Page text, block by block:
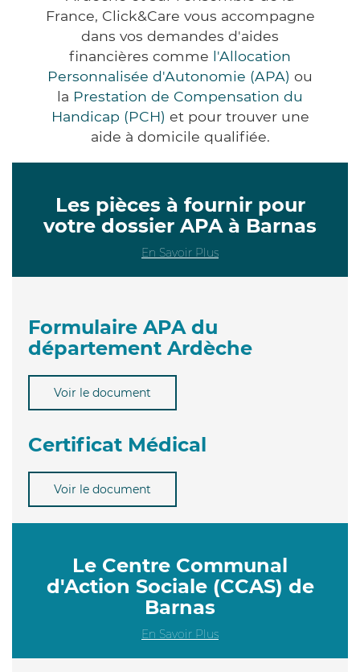
France, Click&Care vous accompagne
dans vos demandes d'aides
financières comme l'Allocation
Personnalisée d'Autonomie (APA) ou
la Prestation de Compensation du
Handicap (PCH) et pour trouver une
aide à domicile qualifiée.
Les pièces à fournir pour
votre dossier APA à Barnas
En Savoir Plus
Formulaire APA du
département Ardèche
Voir le document
Certificat Médical
Voir le document
Le Centre Communal
d'Action Sociale (CCAS) de
Barnas
En Savoir Plus